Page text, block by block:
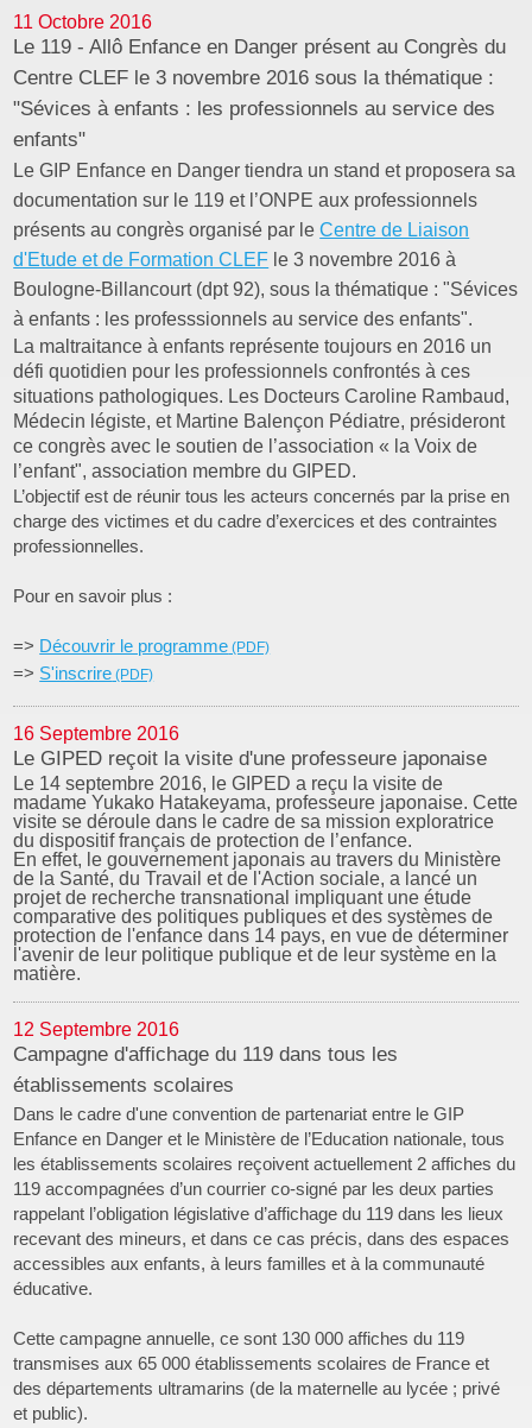
11 Octobre 2016
Le 119 - Allô Enfance en Danger présent au Congrès du
Centre CLEF le 3 novembre 2016 sous la thématique :
"Sévices à enfants : les professionnels au service des
enfants"
Le GIP Enfance en Danger tiendra un stand et proposera sa
documentation sur le 119 et l’ONPE aux professionnels
présents au congrès organisé par leCentre de Liaison
d'Etude et de Formation CLEF le 3 novembre 2016 à
Boulogne-Billancourt (dpt 92), sous la thématique : "Sévices
à enfants : les professsionnels au service des enfants".
La maltraitance à enfants représente toujours en 2016 un
défi quotidien pour les professionnels confrontés à ces
situations pathologiques. Les Docteurs Caroline Rambaud,
Médecin légiste, et Martine Balençon Pédiatre, présideront
ce congrès avec le soutien de l’association « la Voix de
l’enfant", association membre du GIPED.
L’objectif est de réunir tous les acteurs concernés par la prise en
charge des victimes et du cadre d’exercices et des contraintes
professionnelles.
Pour en savoir plus :
=> Découvrir le programme
=> S'inscrire
16 Septembre 2016
Le GIPED reçoit la visite d'une professeure japonaise
Le 14 septembre 2016, le GIPED a reçu la visite de
madame Yukako Hatakeyama, professeure japonaise. Cette
visite se déroule dans le cadre de sa mission exploratrice
du dispositif français de protection de l’enfance.
En effet, le gouvernement japonais au travers du Ministère
de la Santé, du Travail et de l'Action sociale, a lancé un
projet de recherche transnational impliquant une étude
comparative des politiques publiques et des systèmes de
protection de l'enfance dans 14 pays, en vue de déterminer
l'avenir de leur politique publique et de leur système en la
matière.
12 Septembre 2016
Campagne d'affichage du 119 dans tous les
établissements scolaires
Dans le cadre d'une convention de partenariat entre le GIP
Enfance en Danger et le Ministère de l’Education nationale, tous
les établissements scolaires reçoivent actuellement 2 affiches du
119 accompagnées d’un courrier co-signé par les deux parties
rappelant l’obligation législative d’affichage du 119 dans les lieux
recevant des mineurs, et dans ce cas précis, dans des espaces
accessibles aux enfants, à leurs familles et à la communauté
éducative.
Cette campagne annuelle, ce sont 130 000 affiches du 119
transmises aux 65 000 établissements scolaires de France et
des départements ultramarins (de la maternelle au lycée ; privé
et public).